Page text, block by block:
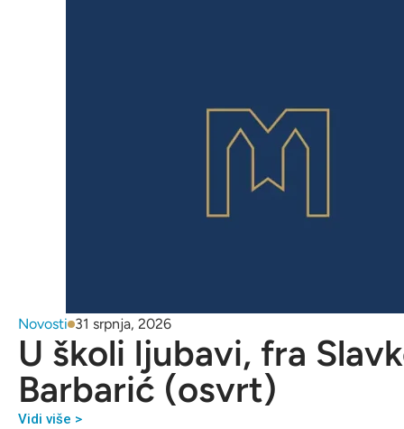
Novosti 31 srpnja, 2026
U školi ljubavi, fra
Barbarić (osvrt)
Vidi više >